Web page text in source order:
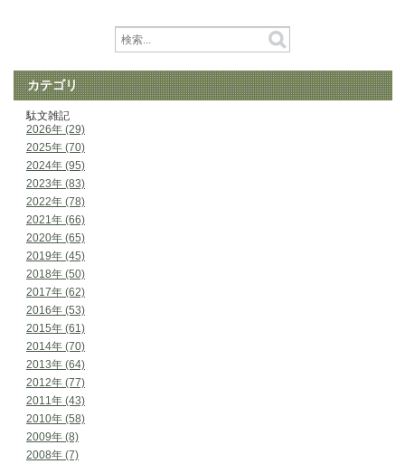
カテゴリ
駄文雑記
2026年 (29)
2025年 (70)
2024年 (95)
2023年 (83)
2022年 (78)
2021年 (66)
2020年 (65)
2019年 (45)
2018年 (50)
2017年 (62)
2016年 (53)
2015年 (61)
2014年 (70)
2013年 (64)
2012年 (77)
2011年 (43)
2010年 (58)
2009年 (8)
2008年 (7)